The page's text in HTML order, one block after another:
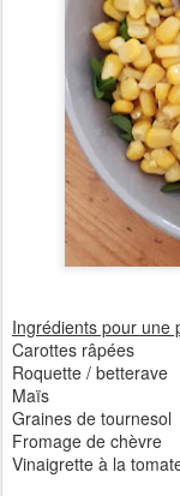
Ingrédients pour une
Carottes râpées
Roquette / betterave
Maïs
Graines de tournesol
Fromage de chèvre
Vinaigrette à la